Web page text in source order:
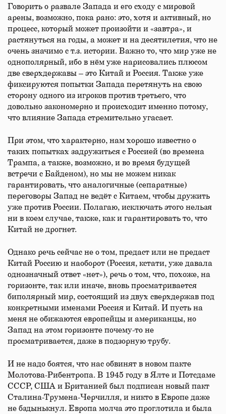
Говорить о развале Запада и его сходу с мировой
арены, возможно, пока рано: это, хотя и активный, но
процесс, который может произойти и «завтра», и
растянуться на годы, а может и на десятилетия, что не
очень значимо с т.з. истории. Важно то, что мир уже не
однополярный, ибо в нём уже нарисовались плюсом
две сверхдержавы – это Китай и Россия. Также уже
фиксируются попытки Запада перетянуть на свою
сторону одного из игроков против третьего, что
довольно закономерно и происходит именно потому,
что влияние Запада стремительно угасает.
При этом, что характерно, нам хорошо известно о
таких попытках задружиться с Россией (во времена
Трампа, а также, возможно, и во время будущей
встречи с Байденом), но мы не можем никак
гарантировать, что аналогичные (сепаратные)
переговоры Запад не ведёт с Китаем, чтобы дружить
уже против России. Полагаю, исключать этого нельзя
ни в коем случае, также, как и гарантировать то, что
Китай не дрогнет.
Однако речь сейчас не о том, предаст или не предаст
Китай Россию и наоборот (Россия, кстати, уже давала
однозначный ответ «нет»), речь о том, что, похоже, на
горизонте, так или иначе, вновь просматривается
биполярный мир, состоящий из двух сверхдержав под
конкретными именами Россия и Китай. И пусть на
меня не обижаются европейцы и американцы, но
Запад на этом горизонте почему-то не
просматривается, даже в подзорную трубу.
И не надо боятся, что нас обвинят в новом пакте
Молотова-Рибентропа. В 1945 году в Ялте и Потсдаме
СССР, США и Британией был подписан новый пакт
Сталина-Трумена-Черчилля, и никто в Европе даже
не бздынькнул. Европа молча это проглотила и была